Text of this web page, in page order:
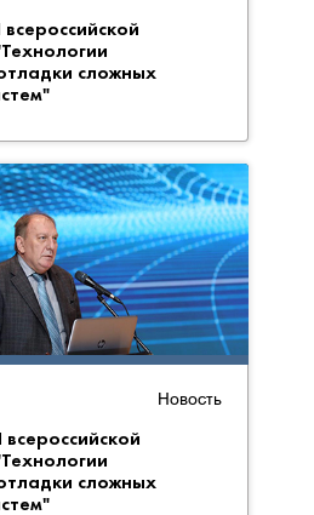
сложных
Новость
сложных